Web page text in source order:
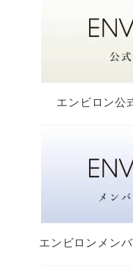
エンビロン公
エンビロンメン